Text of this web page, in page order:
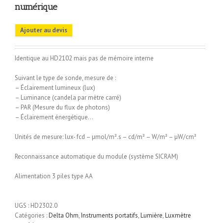
numérique
Ajouter au devis
Identique au HD2102 mais pas de mémoire interne
Suivant le type de sonde, mesure de :
– Éclairement lumineux (lux)
– Luminance (candela par mètre carré)
– PAR (Mesure du flux de photons)
– Éclairement énergétique…
Unités de mesure: lux- fcd – µmol/m².s – cd/m² – W/m² – µW/cm²
Reconnaissance automatique du module (système SICRAM)
Alimentation 3 piles type AA
UGS : HD2302.0
Catégories :Delta Ohm,Instruments portatifs,Lumière,Luxmètre